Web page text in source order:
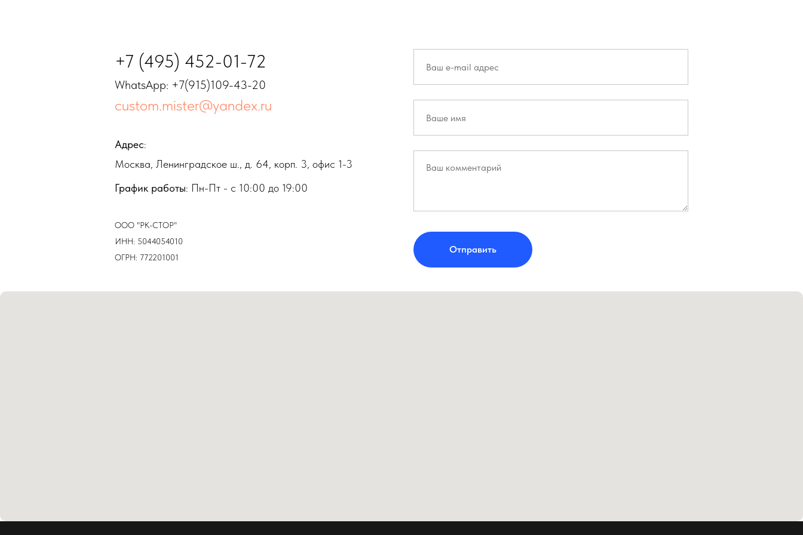
+7 (495) 452-01-72
WhatsApp: +7(915)109-43-20
custom.mister@yandex.ru
Адрес:
Москва, Ленинградское ш., д. 64, корп. 3, офис 1-3
График работы: Пн-Пт - с 10:00 до 19:00
ООО "РК-СТОР"
ИНН: 5044054010
ОГРН: 772201001
Отправить